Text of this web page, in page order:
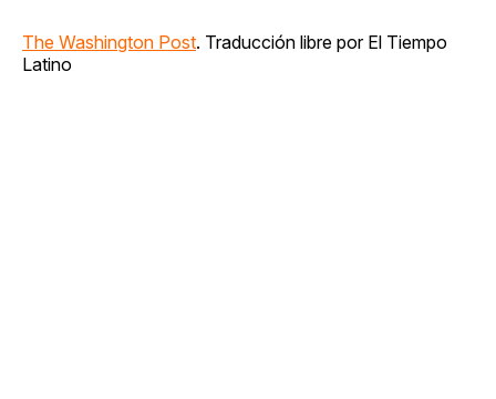
The Washington Post. Traducción libre por El Tiempo
Latino